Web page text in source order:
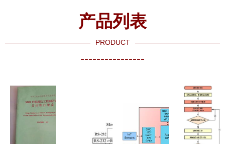
产品列表
PRODUCT
----------------